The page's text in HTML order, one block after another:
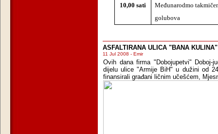
10,00 sati
Međunarodmo
golubova
ASFALTIRANA ULICA "BANA
11 Jul 2008 - Emir
Ovih dana firma "Dobojupetvi"
dijelu ulice "Armije BiH" u dužini od
finansirali građani ličnim učešćem,